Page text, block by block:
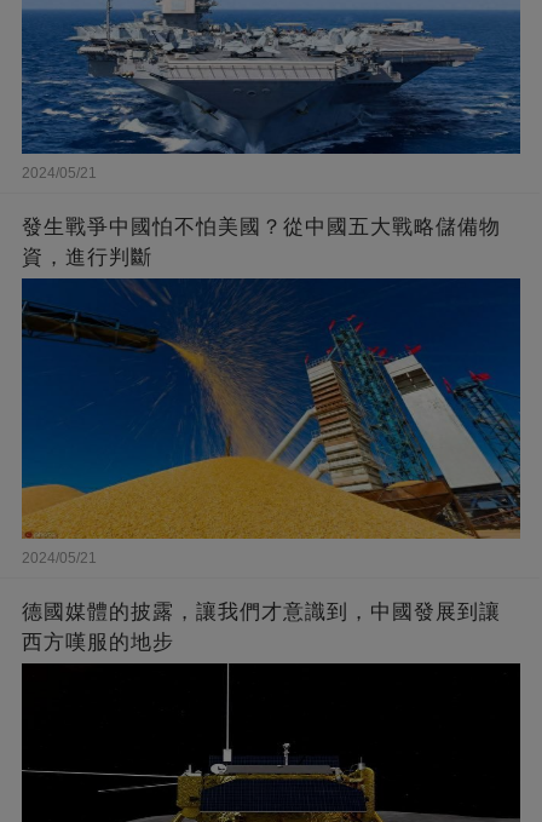
2024/05/21
發生戰爭中國怕不怕美國？從中國五大戰略儲備物
資，進行判斷
2024/05/21
德國媒體的披露，讓我們才意識到，中國發展到讓
西方嘆服的地步